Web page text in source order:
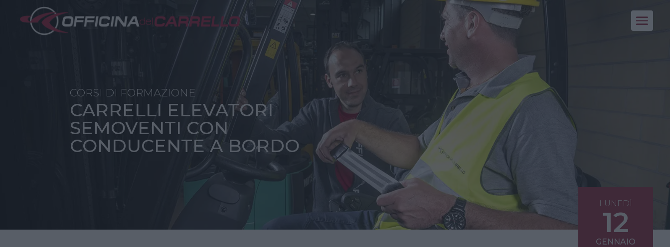
CORSI DI FORMAZIONE
CARRELLI ELEVATORI
SEMOVENTI CON
CONDUCENTE A BORDO
LUNEDÌ
12
GENNAIO